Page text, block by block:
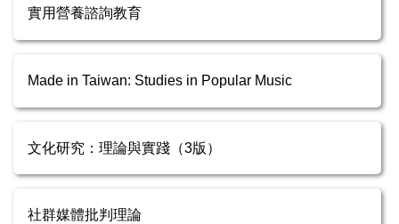
實用營養諮詢教育
Made in Taiwan: Studies in Popular Music
文化研究：理論與實踐（3版）
社群媒體批判理論